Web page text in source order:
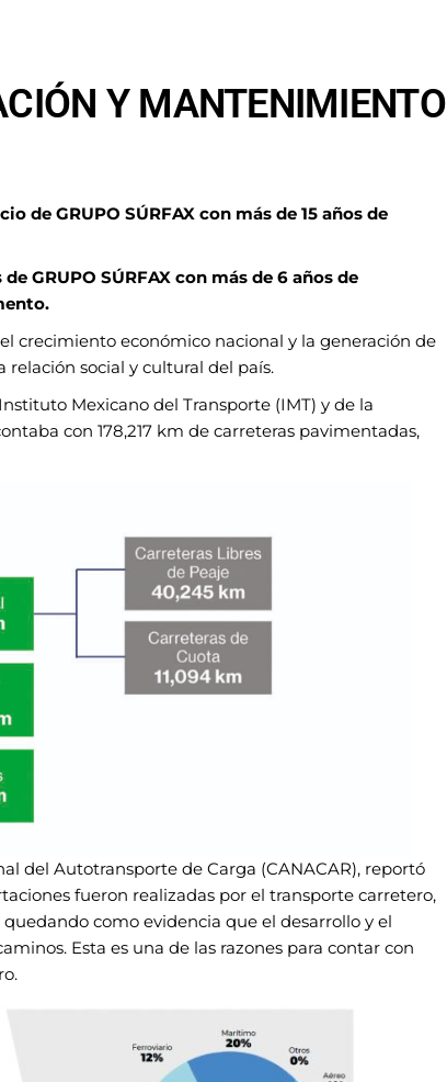
Y MANTENIMIENTO
de GRUPO SÚRFAX con más de 15 años de
GRUPO SÚRFAX con más de 6 años de
crecimiento económico nacional y la generación de
relación social y cultural del país.
Mexicano del Transporte (IMT) y de la
con 178,217 km de carreteras pavimentadas,
del Autotransporte de Carga (CANACAR), reportó
fueron realizadas por el transporte carretero,
quedando como evidencia que el desarrollo y el
Esta es una de las razones para contar con